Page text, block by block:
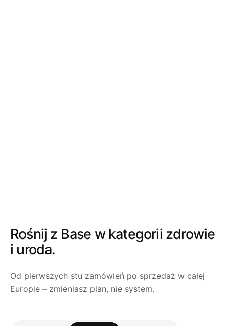
Rośnij z Base w kategorii zdrowie
i uroda.
Od pierwszych stu zamówień po sprzedaż w całej
Europie – zmieniasz plan, nie system.